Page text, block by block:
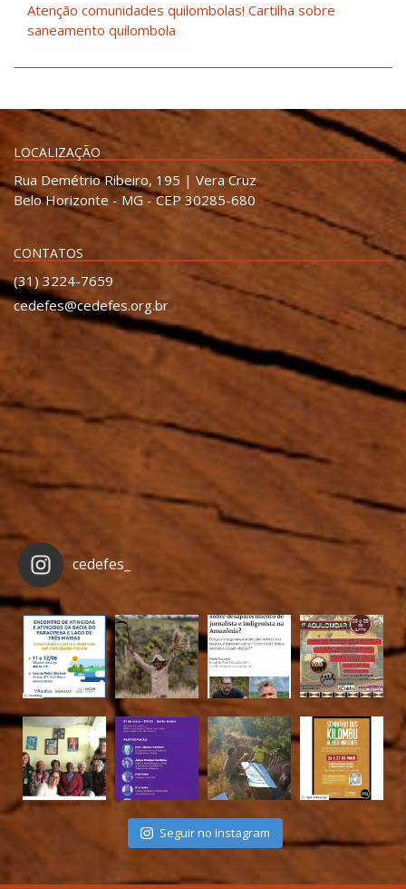
Atenção comunidades quilombolas! Cartilha sobre
saneamento quilombola
LOCALIZAÇÃO
Rua Demétrio Ribeiro, 195 | Vera Cruz
Belo Horizonte - MG - CEP 30285-680
CONTATOS
(31) 3224-7659
cedefes@cedefes.org.br
cedefes_
Seguir no Instagram